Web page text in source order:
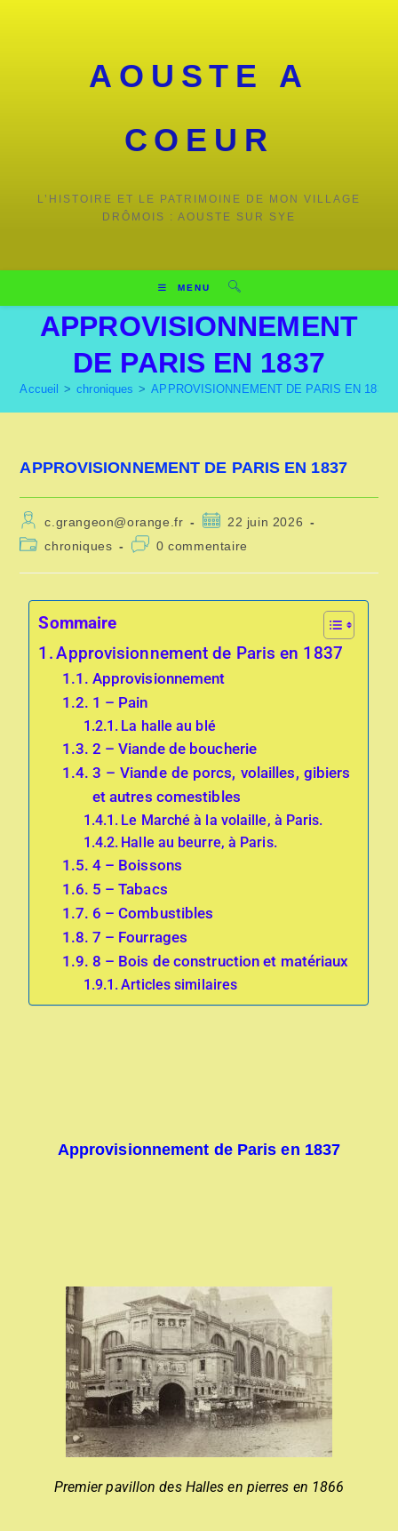
AOUSTE A
COEUR
L’HISTOIRE ET LE PATRIMOINE DE MON VILLAGE
DRÔMOIS : AOUSTE SUR SYE
MENU
APPROVISIONNEMENT
DE PARIS EN 1837
Accueil > chroniques > APPROVISIONNEMENT DE PARIS EN 1837
APPROVISIONNEMENT DE PARIS EN 1837
c.grangeon@orange.fr
22 juin 2026
chroniques
0 commentaire
Sommaire
Approvisionnement de Paris en 1837
Approvisionnement
1 – Pain
La halle au blé
2 – Viande de boucherie
3 – Viande de porcs, volailles, gibiers
et autres comestibles
Le Marché à la volaille, à Paris.
Halle au beurre, à Paris.
4 – Boissons
5 – Tabacs
6 – Combustibles
7 – Fourrages
8 – Bois de construction et matériaux
Articles similaires
Approvisionnement de Paris en 1837
Premier pavillon des Halles en pierres en 1866